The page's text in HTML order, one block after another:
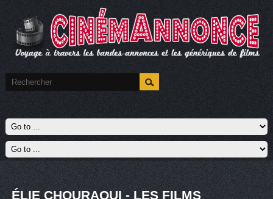
ÉLIE CHOURAQUI - LES FILMS